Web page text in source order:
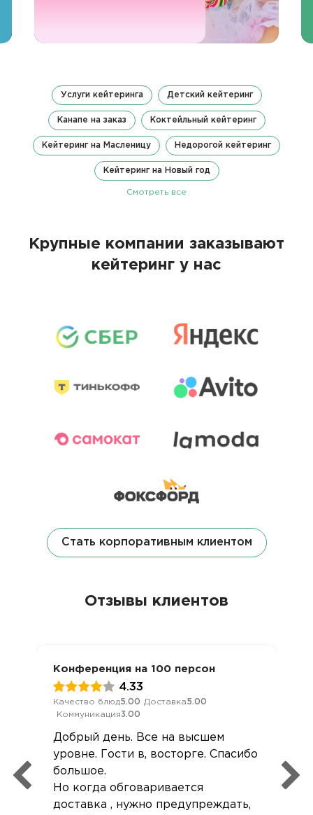
Услуги кейтеринга Детский кейтеринг
Канапе на заказ Коктейльный кейтеринг
Кейтеринг на Масленицу Недорогой кейтеринг
Кейтеринг на Новый год
Смотреть все
Крупные компании заказывают
кейтеринг у нас
Стать корпоративным клиентом
Отзывы клиентов
Конференция на 100 персон
4.33
Качество блюд5.00 Доставка5.00
Коммуникация3.00
Добрый день. Все на высшем
уровне. Гости в, восторге. Спасибо
большое.
Но когда обговаривается
доставка , нужно предупреждать,